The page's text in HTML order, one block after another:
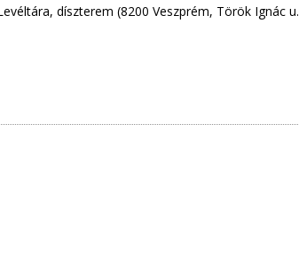
díszterem (8200 Veszprém, Török Ignác u.